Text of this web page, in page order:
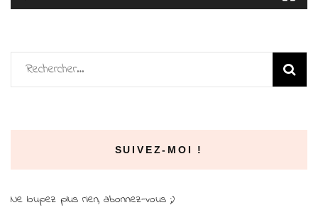
Rechercher :
SUIVEZ-MOI !
Ne loupez plus rien, abonnez-vous ;)